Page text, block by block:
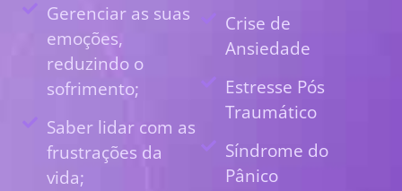
Gerenciar as suas
emoções,
reduzindo o
sofrimento;
Saber lidar com as
frustrações da
vida;
Crise de
Ansiedade
Estresse Pós
Traumático
Síndrome do
Pânico